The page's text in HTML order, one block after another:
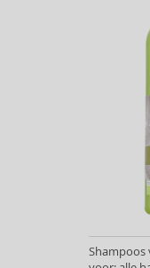
Shampoos